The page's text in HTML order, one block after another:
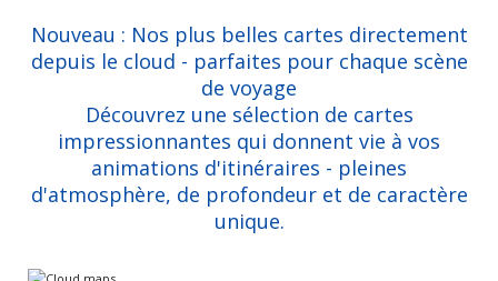
Nouveau : Nos plus belles cartes directement
depuis le cloud - parfaites pour chaque scène
de voyage
Découvrez une sélection de cartes
impressionnantes qui donnent vie à vos
animations d'itinéraires - pleines
d'atmosphère, de profondeur et de caractère
unique.